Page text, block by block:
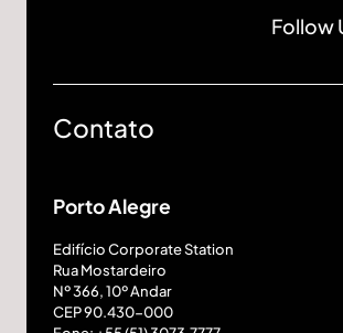
Follow
Contato
Porto Alegre
Edifício Corporate Station
Rua Mostardeiro
Nº 366, 10º Andar
CEP 90.430-000